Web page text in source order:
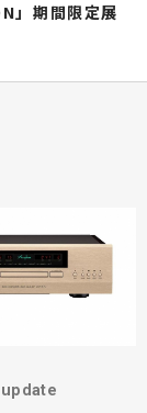
」期間限定展